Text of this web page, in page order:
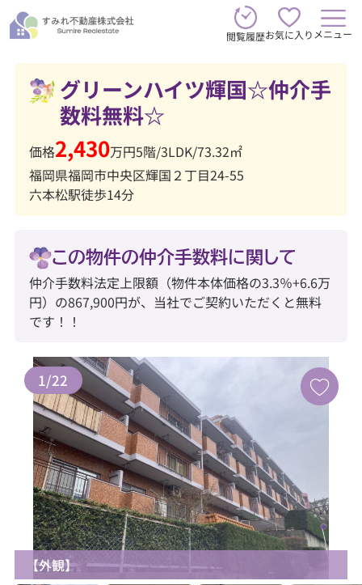
閲覧履歴お気に入り メニュー
グリーンハイツ輝国☆仲介手
数料無料☆
価格2,430万円5階/3LDK/73.32㎡
福岡県福岡市中央区輝国２丁目24-55
六本松駅徒歩14分
この物件の仲介手数料に関して
仲介手数料法定上限額（物件本体価格の3.3％+6.6万
円）の867,900円が、当社でご契約いただくと無料
です！！
1/22
【外観】